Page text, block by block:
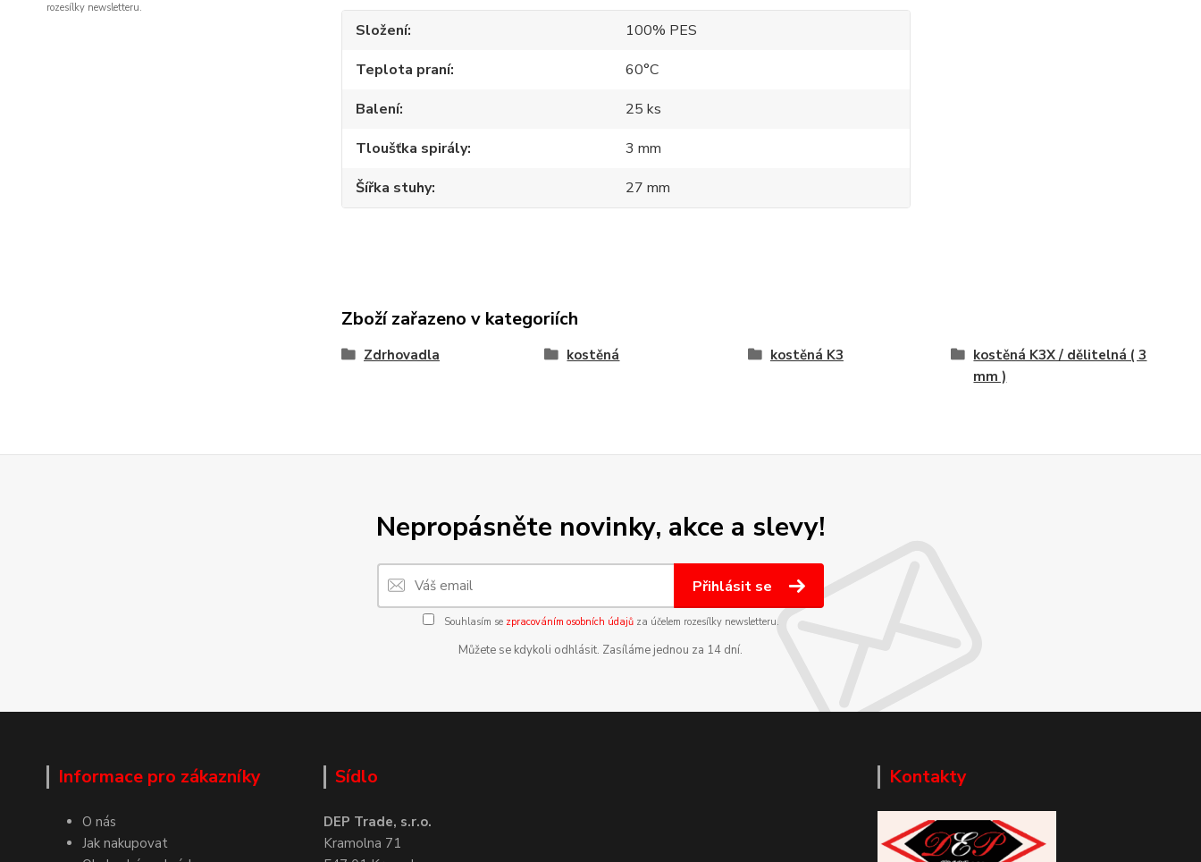
rozesílky newsletteru.
Složení
100% PES
Teplota praní
60°C
Balení
25 ks
Tloušťka spirály
3 mm
Šířka stuhy
27 mm
Zboží zařazeno v kategoriích
Zdrhovadla kostěná kostěná K3
kostěná K3X / dělitelná ( 3
mm )
Nepropásněte novinky, akce a slevy!
Přihlásit se
Souhlasím se zpracováním osobních údajůza účelem rozesílky newsletteru.
Můžete se kdykoli odhlásit. Zasíláme jednou za 14 dní.
Informace pro zákazníky
O nás
Jak nakupovat
Sídlo
DEP Trade, s.r.o.
Kramolna 71
Kontakty